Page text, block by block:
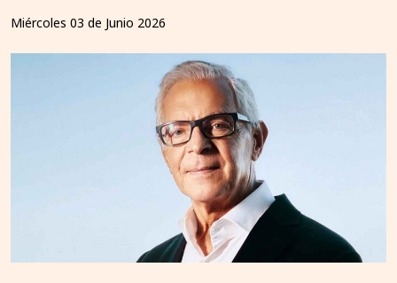
Miércoles 03 de Junio 2026